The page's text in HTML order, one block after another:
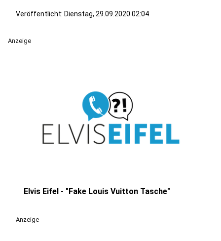
Veröffentlicht: Dienstag, 29.09.2020 02:04
Anzeige
Elvis Eifel - "Fake Louis Vuitton Tasche"
Anzeige